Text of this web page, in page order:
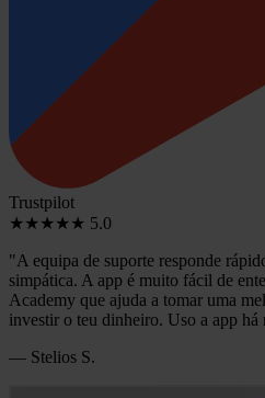
Trustpilot
★★★★★ 5.0
"A equipa de suporte responde
simpática. A app é muito fácil de
Academy que ajuda a tomar uma
investir o teu dinheiro. Uso a app há
— Stelios S.